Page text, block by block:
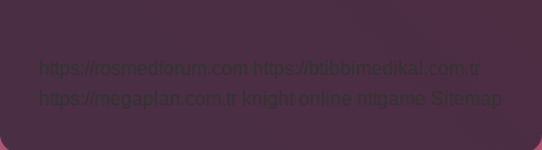
https://rosmedforum.com
https://btibbimedikal.com.tr
https://megaplan.com.tr knight online nttgame Sitemap